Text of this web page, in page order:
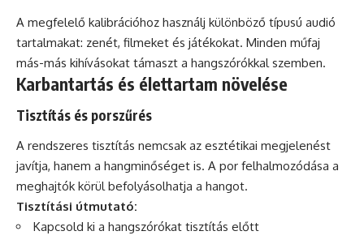
A megfelelő kalibrációhoz használj különböző típusú audió
tartalmakat: zenét, filmeket és játékokat. Minden műfaj
más-más kihívásokat támaszt a hangszórókkal szemben.
Karbantartás és élettartam növelése
Tisztítás és porszűrés
A rendszeres tisztítás nemcsak az esztétikai megjelenést
javítja, hanem a hangminőséget is. A por felhalmozódása a
meghajtók körül befolyásolhatja a hangot.
Tisztítási útmutató:
Kapcsold ki a hangszórókat tisztítás előtt